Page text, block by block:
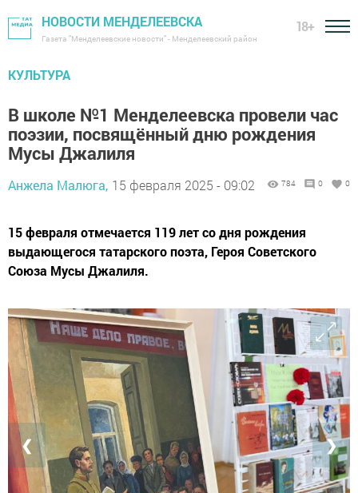
НОВОСТИ МЕНДЕЛЕЕВСКА
Газета "Менделеевские новости" - Менделеевский район
18+
КУЛЬТУРА
В школе №1 Менделеевска провели час
поэзии, посвящённый дню рождения
Мусы Джалиля
Анжела Малюга, 15 февраля 2025 - 09:02 784 0 0
15 февраля отмечается 119 лет со дня рождения
выдающегося татарского поэта, Героя Советского
Союза Мусы Джалиля.
❮ ❯